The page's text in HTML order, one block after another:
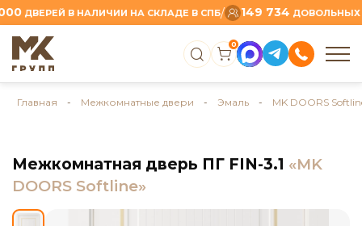
В НАЛИЧИИ НА СКЛАДЕ В СПБ/ 149 734 ДОВОЛЬНЫХ
0
Главная - Межкомнатные двери - Эмаль - MK DOORS
Межкомнатная дверь ПГ FIN-3.1 «MK
DOORS Softline»